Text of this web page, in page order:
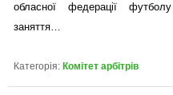
обласної федерації
заняття…
Категорія: Комітет арбітрів